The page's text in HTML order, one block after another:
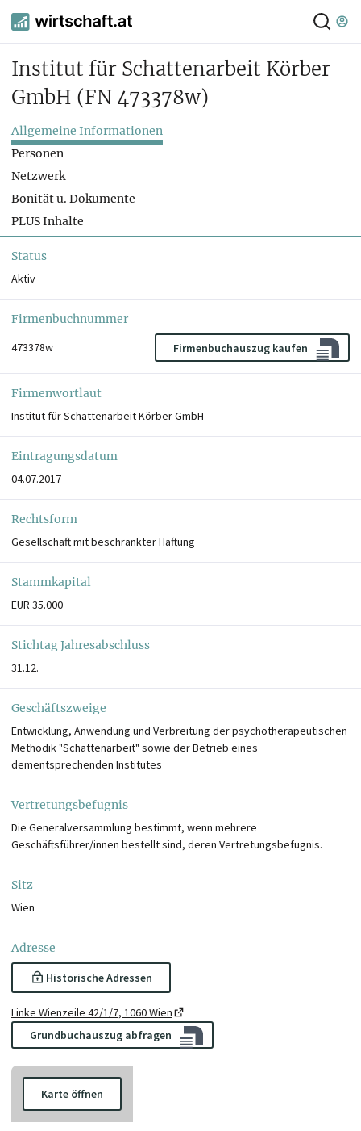
Institut für Schattenarbeit Körber
GmbH (FN 473378w)
Allgemeine Informationen
Personen
Netzwerk
Bonität u. Dokumente
PLUS Inhalte
Status
Aktiv
Firmenbuchnummer
473378w
Firmenbuchauszug kaufen
Firmenwortlaut
Institut für Schattenarbeit Körber GmbH
Eintragungsdatum
04.07.2017
Rechtsform
Gesellschaft mit beschränkter Haftung
Stammkapital
EUR 35.000
Stichtag Jahresabschluss
31.12.
Geschäftszweige
Entwicklung, Anwendung und Verbreitung der psychotherapeutischen
Methodik "Schattenarbeit" sowie der Betrieb eines
dementsprechenden Institutes
Vertretungsbefugnis
Die Generalversammlung bestimmt, wenn mehrere
Geschäftsführer/innen bestellt sind, deren Vertretungsbefugnis.
Sitz
Wien
Adresse
Historische Adressen
Linke Wienzeile 42/1/7, 1060 Wien
Grundbuchauszug abfragen
Karte öffnen